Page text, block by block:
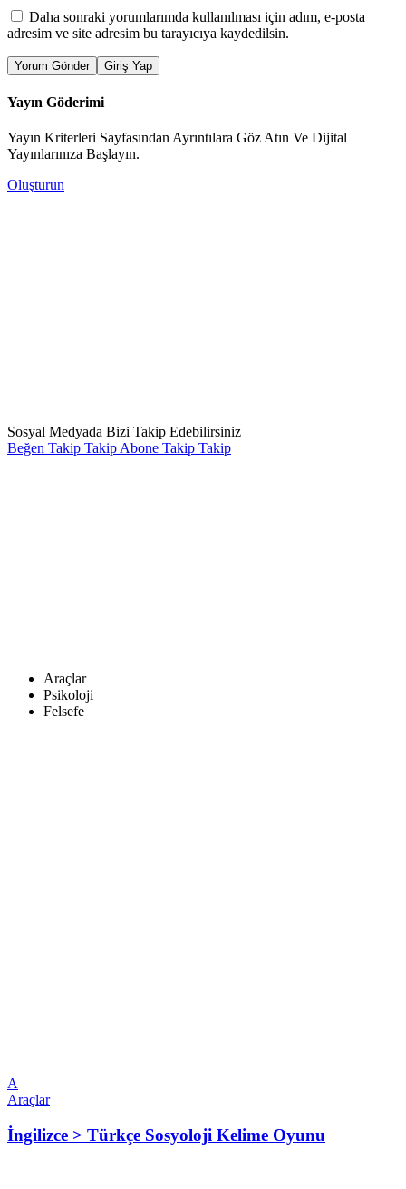
Daha sonraki yorumlarımda kullanılması için adım, e-posta
adresim ve site adresim bu tarayıcıya kaydedilsin.
Yorum Gönder Giriş Yap
Yayın Göderimi
Yayın Kriterleri Sayfasından Ayrıntılara Göz Atın Ve Dijital
Yayınlarınıza Başlayın.
Oluşturun
Sosyal Medyada Bizi Takip Edebilirsiniz
Beğen Takip Takip Abone Takip Takip
Araçlar
Psikoloji
Felsefe
A
Araçlar
İngilizce > Türkçe Sosyoloji Kelime Oyunu